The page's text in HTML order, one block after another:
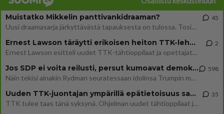
Muistatko Mikkelin panttivankidraaman?
Uusi draamasarja järkyttävästä tapauksesta on tulossa. Tositapahtumiin perustuva sarja ammentaa vuoden 1986 Mikkelin pan
45
Ernest Lawson täräytti erikoisen heiton TTK-lehdistötilaisuudessa: " Onko tässä tarkoituksena...?"
Ernest Lawson esitteli uudet TTK-tähtioppilaat ja opettajat torstaina 6.8. lehdistölle. Tulevalla kaudella on yksi hausk
2
Jos SDP ei voita reilusti, persut kumoavat demokratian Suomesta
Näin tekisi ainakin Rydman seuratessaan idolinsa Trumpin mallia https://www.is.fi/politiikka/art-2000012187244.html
598
Uuden TTK-juontajan ympärillä epätietoisuus sakenee - Nyt MTV hämmentää soppaa
TTK tulee taas tänä syksynä. Ohjelman uudet tähtioppilaat julkistetaan torstaina 6. elokuuta klo 14 alkavassa lehdistö
35